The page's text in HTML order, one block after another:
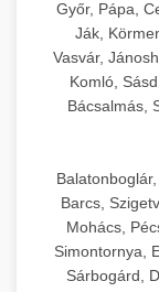
Győr, Pápa,
Ják,
Vasvár,
Komló,
Bácsalmás,
Barcs,
Mohács,
Simontornya,
Sárbogárd,